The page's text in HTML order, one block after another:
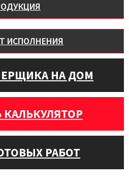
ИСПОЛНЕНИЯ
НА ДОМ
РАБОТ